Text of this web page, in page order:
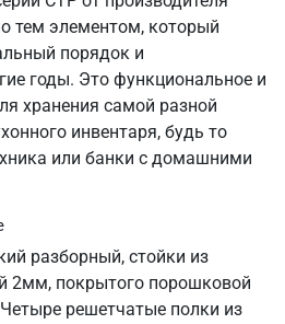
тем элементом, который
порядок и
годы. Это функциональное и
хранения самой разной
инвентаря, будь то
или банки с домашними
разборный, стойки из
2мм, покрытого порошковой
решетчатые полки из